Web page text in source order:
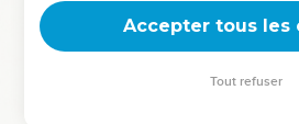
Le père donc connut que c'était à
Jésus lui avait dit : Ton fils vit. Et il
Accepter tous les
Tout refuser